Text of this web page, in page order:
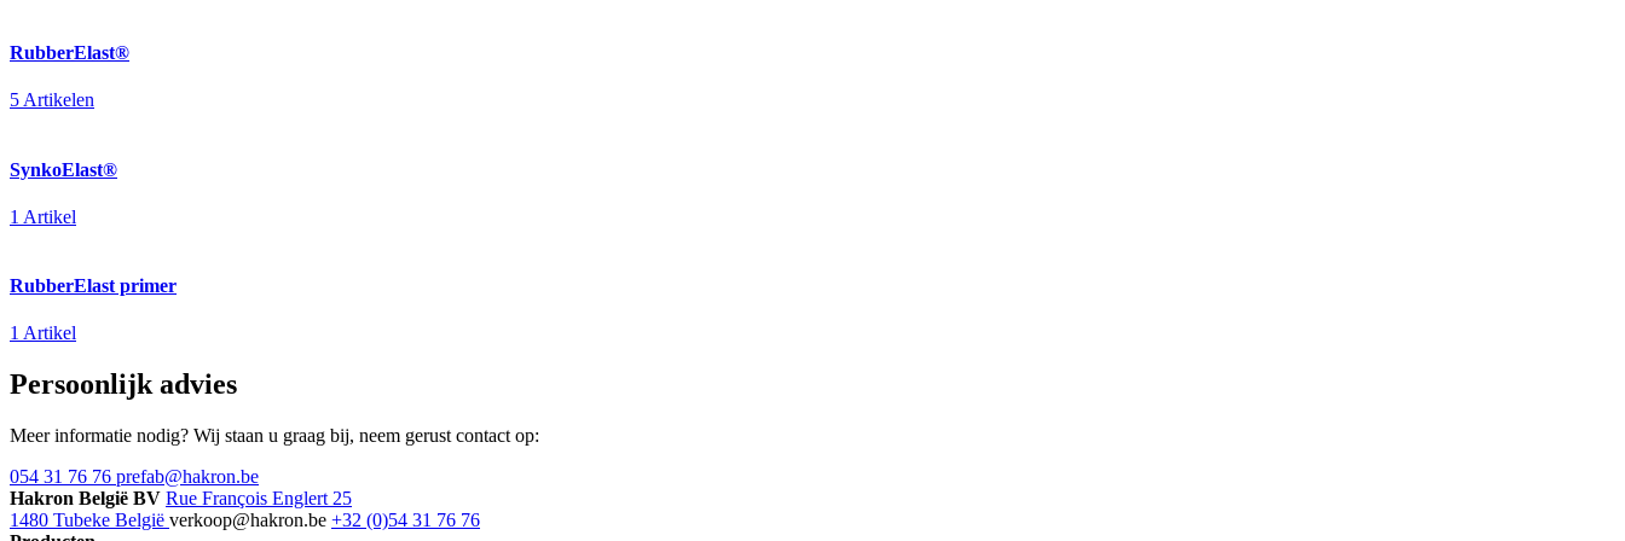
RubberElast®
5 Artikelen
SynkoElast®
1 Artikel
RubberElast primer
1 Artikel
Persoonlijk advies
Meer informatie nodig? Wij staan u graag bij, neem gerust contact op:
054 31 76 76 prefab@hakron.be
Hakron België BV Rue François Englert 25
1480 Tubeke België verkoop@hakron.be +32 (0)54 31 76 76